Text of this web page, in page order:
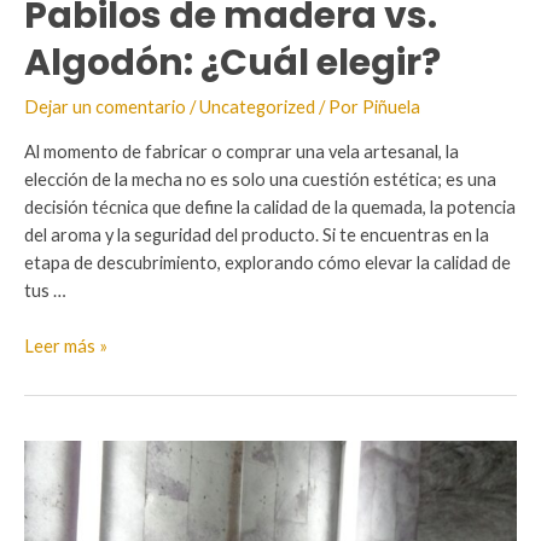
Pabilos de madera vs.
Algodón: ¿Cuál elegir?
Dejar un comentario /Uncategorized / Por Piñuela
Al momento de fabricar o comprar una vela artesanal, la
elección de la mecha no es solo una cuestión estética; es una
decisión técnica que define la calidad de la quemada, la potencia
del aroma y la seguridad del producto. Si te encuentras en la
etapa de descubrimiento, explorando cómo elevar la calidad de
tus …
Pabilos
madera
Algodón:
¿Cuál
elegir?
Leer más »